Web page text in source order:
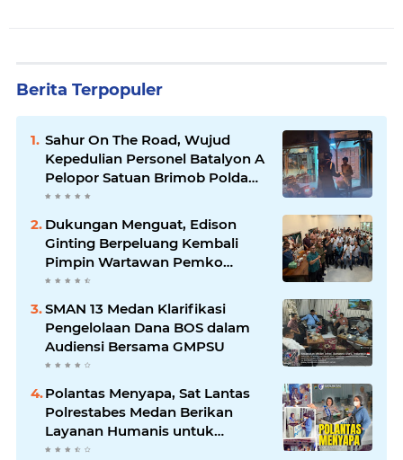
Berita Terpopuler
Sahur On The Road, Wujud
Kepedulian Personel Batalyon A
Pelopor Satuan Brimob Polda
Sumut di Dini Hari Ramadhan
Dukungan Menguat, Edison
Ginting Berpeluang Kembali
Pimpin Wartawan Pemko
Medan
SMAN 13 Medan Klarifikasi
Pengelolaan Dana BOS dalam
Audiensi Bersama GMPSU
Polantas Menyapa, Sat Lantas
Polrestabes Medan Berikan
Layanan Humanis untuk
Pendaftaran Pemohon SIM